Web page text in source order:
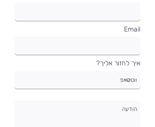
Email
איך לחזור אליך?